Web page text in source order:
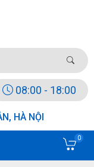
08:00 - 18:00
HÀ NỘI
0